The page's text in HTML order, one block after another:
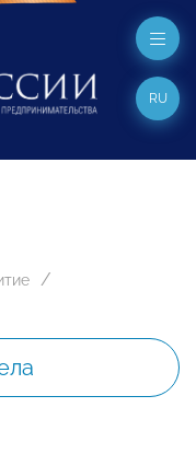
RU